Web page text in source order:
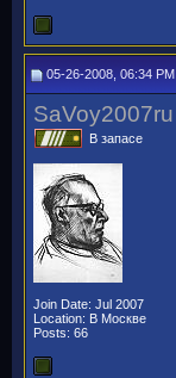
05-26-2008, 06:34 PM
SaVoy2007ru
В запасе
Join Date: Jul 2007
Location: В Москве
Posts: 66